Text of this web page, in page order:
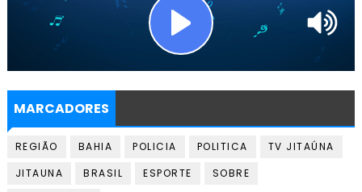
MARCADORES
REGIÃO BAHIA POLICIA POLITICA
TV JITAÚNA
JITAUNA
BRASIL ESPORTE
SOBRE